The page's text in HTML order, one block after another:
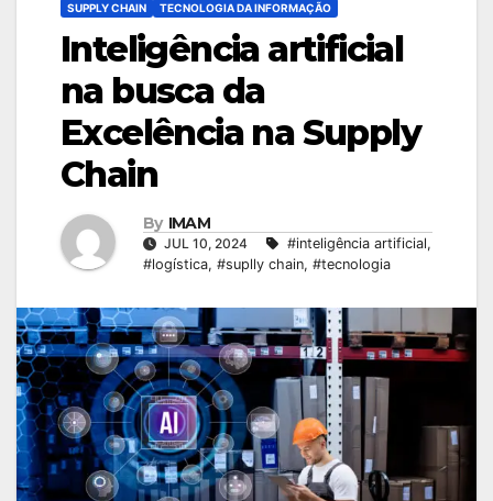
SUPPLY CHAIN TECNOLOGIA DA INFORMAÇÃO
Inteligência artificial
na busca da
Excelência na Supply
Chain
By IMAM
JUL 10, 2024 #inteligência artificial,
#logística, #suplly chain, #tecnologia